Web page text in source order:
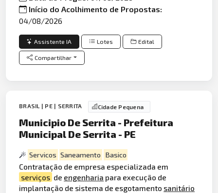
Início do Acolhimento de Propostas:
04/08/2026
Assistente IA Lotes Edital
Compartilhar
BRASIL | PE | SERRITA Cidade Pequena
Municipio De Serrita - Prefeitura
Municipal De Serrita - PE
Servicos Saneamento Basico
Contratação de empresa especializada em
serviços de engenharia para execução de
implantação de sistema de esgotamento sanitário